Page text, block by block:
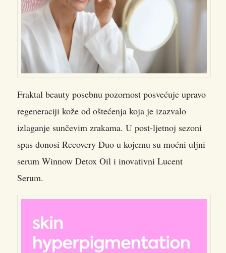
Fraktal beauty posebnu pozornost posvećuje upravo
regeneraciji kože od oštećenja koja je izazvalo
izlaganje sunčevim zrakama. U post-ljetnoj sezoni
spas donosi Recovery Duo u kojemu su moćni uljni
serum Winnow Detox Oil i inovativni Lucent
Serum.